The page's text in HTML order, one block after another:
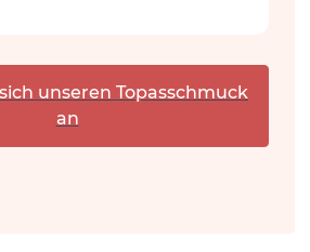
unseren Topasschmuck
an